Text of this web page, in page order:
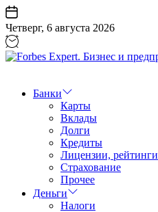
Перейти
к
содержанию
Четверг, 6 августа 2026
Бизнес
предпринимательство
Банки
Карты
Вклады
Долги
Кредиты
Лицензии, рейтинги
Страхование
Прочее
Деньги
Налоги